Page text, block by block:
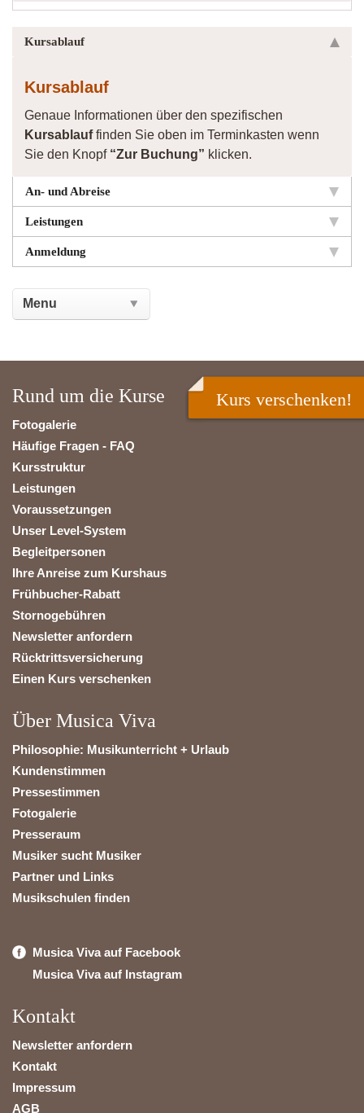
Kursablauf
Kursablauf
Genaue Informationen über den spezifischen
Kursablauffinden Sie oben im Terminkasten wenn
Sie den Knopf “Zur Buchung” klicken.
An- und Abreise
Leistungen
Anmeldung
Rund um die Kurse
Fotogalerie
Häufige Fragen - FAQ
Kursstruktur
Leistungen
Voraussetzungen
Unser Level-System
Begleitpersonen
Ihre Anreise zum Kurshaus
Frühbucher-Rabatt
Stornogebühren
Newsletter anfordern
Rücktrittsversicherung
Einen Kurs verschenken
Über Musica Viva
Philosophie: Musikunterricht + Urlaub
Kundenstimmen
Pressestimmen
Fotogalerie
Presseraum
Musiker sucht Musiker
Partner und Links
Musikschulen finden
Musica Viva auf Facebook
Musica Viva auf Instagram
Kontakt
Newsletter anfordern
Kontakt
Impressum
AGB
Kurs verschenken!